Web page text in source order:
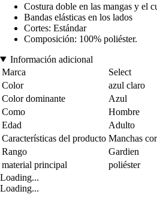
Costura doble en las mangas y el
Bandas elásticas en los lados
Cortes: Estándar
Composición: 100% poliéster.
Información adicional
Marca
Select
Color
azul claro
Color dominante
Azul
Como
Hombre
Edad
Adulto
Características del producto Manchas
Rango
Gardien
material principal
poliéster
Loading...
Loading...